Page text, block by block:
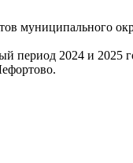
муниципального
период 2024 и 2025